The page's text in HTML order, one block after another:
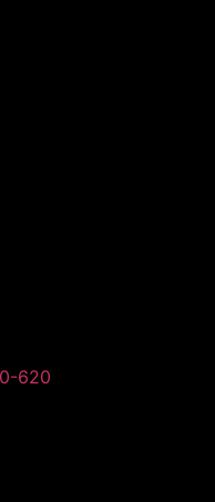
620